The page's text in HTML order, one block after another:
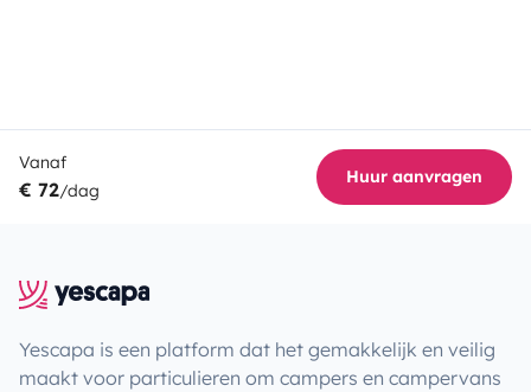
Vanaf
€ 72/dag
Huur aanvragen
Yescapa is een platform dat het gemakkelijk en veilig
maakt voor particulieren om campers en campervans